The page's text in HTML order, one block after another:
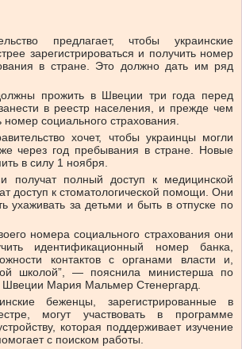
предлагает, чтобы украинские
зарегистрироваться и получить номер
в стране. Это должно дать им ряд
прожить в Швеции три года перед
в реестр населения, и прежде чем
номер социального страхования.
хочет, чтобы украинцы могли
через год пребывания в стране. Новые
в силу 1 ноября.
получат полный доступ к медицинской
доступ к стоматологической помощи. Они
ухаживать за детьми и быть в отпуске по
номера социального страхования они
идентификационный номер банка,
контактов с органами власти и,
школой”, — пояснила министерша по
Швеции Мария Мальмер Стенергард.
беженцы, зарегистрированные в
могут участвовать в программе
которая поддерживает изучение
с поиском работы.